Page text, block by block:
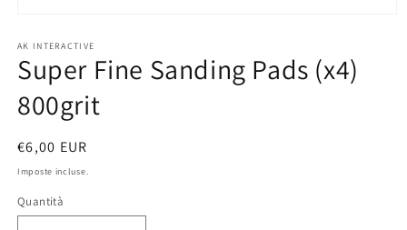
multimediali
1
in
finestra
modale
AK INTERACTIVE
Super Fine Sanding Pads (x4)
800grit
Prezzo
di
€6,00 EUR
Imposte incluse.
Quantità